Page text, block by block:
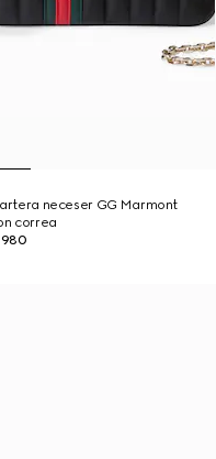
neceser GG Marmont
correa